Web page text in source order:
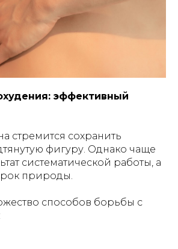
эффективный
стремится сохранить
фигуру. Однако чаще
систематической работы, а
природы.
способов борьбы с